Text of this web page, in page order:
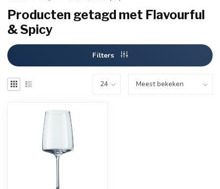
Producten getagd met Flavourful
& Spicy
Filters